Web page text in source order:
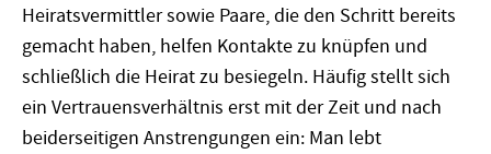
Heiratsvermittler sowie Paare, die den Schritt bereits
gemacht haben, helfen Kontakte zu knüpfen und
schließlich die Heirat zu besiegeln. Häufig stellt sich
ein Vertrauensverhältnis erst mit der Zeit und nach
beiderseitigen Anstrengungen ein: Man lebt